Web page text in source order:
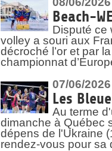
Beach-
Disputé ce
volley a souri aux
décroché l’or et par
championnat
07/06/2026
Les
Au terme
dimanche à Québec
dépens de l'Ukraine
rendez-vous pour sa